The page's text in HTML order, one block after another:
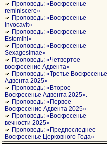
Проповедь: «Воскресенье
reminiscere»
Проповедь: «Воскресенье
invocavit»
Проповедь: «Воскресенье
Estomihi»
Проповедь: «Воскресенье
Sexagesimae»
Проповедь: «Четвертое
воскресение Адвента»
Проповедь: «Третье Воскресенье
Адвента 2025»
Проповедь: «Второе
Воскресенье Адвента 2025».
Проповедь: «Первое
Воскресение Адвента 2025»
Проповедь: «Воскресенье
вечности 2025»
Проповедь: «Предпоследнее
Воскресенье Церковного Года»